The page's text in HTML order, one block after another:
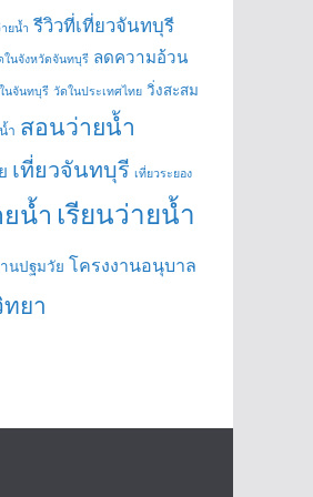
ยน้ำ รีวิวที่เที่ยวจันทบุรี
ในจังหวัดจันทบุรี ลดความอ้วน
นจันทบุรี วัดในประเทศไทย วิ่งสะสม
ำ สอนว่ายน้ำ
เที่ยวจันทบุรี เที่ยวระยอง
น้ำ เรียนว่ายน้ำ
นปฐมวัย โครงงานอนุบาล
ยา